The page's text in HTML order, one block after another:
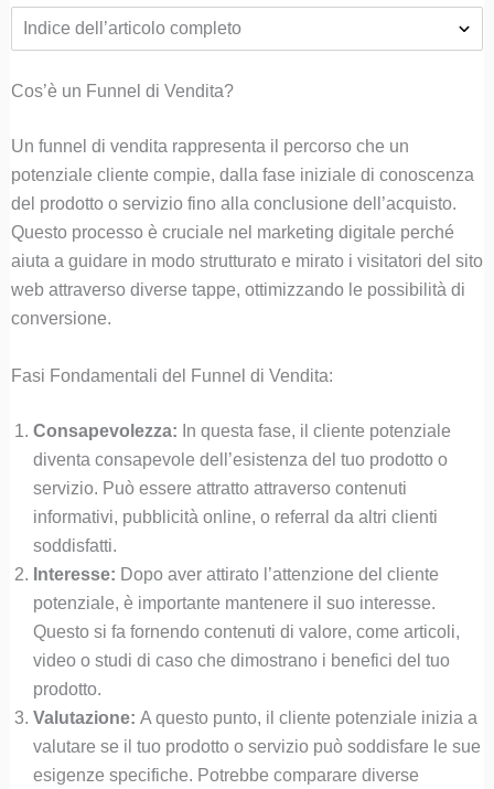
Indice dell’articolo completo
Cos’è un Funnel di Vendita?
Un funnel di vendita rappresenta il percorso che un
potenziale cliente compie, dalla fase iniziale di conoscenza
del prodotto o servizio fino alla conclusione dell’acquisto.
Questo processo è cruciale nel marketing digitale perché
aiuta a guidare in modo strutturato e mirato i visitatori del sito
web attraverso diverse tappe, ottimizzando le possibilità di
conversione.
Fasi Fondamentali del Funnel di Vendita:
Consapevolezza: In questa fase, il cliente potenziale
diventa consapevole dell’esistenza del tuo prodotto o
servizio. Può essere attratto attraverso contenuti
informativi, pubblicità online, o referral da altri clienti
soddisfatti.
Interesse: Dopo aver attirato l’attenzione del cliente
potenziale, è importante mantenere il suo interesse.
Questo si fa fornendo contenuti di valore, come articoli,
video o studi di caso che dimostrano i benefici del tuo
prodotto.
Valutazione: A questo punto, il cliente potenziale inizia a
valutare se il tuo prodotto o servizio può soddisfare le sue
esigenze specifiche. Potrebbe comparare diverse